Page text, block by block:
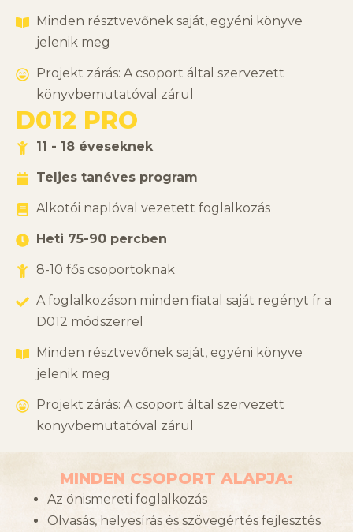
Minden résztvevőnek saját, egyéni könyve
jelenik meg
Projekt zárás: A csoport által szervezett
könyvbemutatóval zárul
D012 PRO
11 - 18 éveseknek
Teljes tanéves program
Alkotói naplóval vezetett foglalkozás
Heti 75-90 percben
8-10 fős csoportoknak
A foglalkozáson minden fiatal saját regényt ír a
D012 módszerrel
Minden résztvevőnek saját, egyéni könyve
jelenik meg
Projekt zárás: A csoport által szervezett
könyvbemutatóval zárul
MINDEN CSOPORT ALAPJA:
Az önismereti foglalkozás
Olvasás, helyesírás és szövegértés fejlesztés